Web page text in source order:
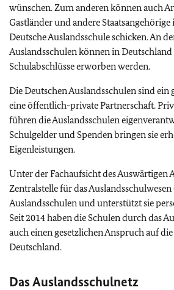
wünschen. Zum anderen können auch
Gastländer und andere
Deutsche Auslandsschule schicken. An
Auslandsschulen können in
Schulabschlüsse erworben werden.
Die Deutschen Auslandsschulen sind ein
eine öffentlich-private Partnerschaft.
führen die Auslandsschulen
Schulgelder und Spenden bringen sie
Eigenleistungen.
Unter der Fachaufsicht des Auswärtigen
Zentralstelle für das Auslandsschulwesen
Auslandsschulen und unterstützt sie
Seit 2014 haben die Schulen durch das
auch einen gesetzlichen Anspruch auf
Deutschland.
Das Auslandsschulnetz